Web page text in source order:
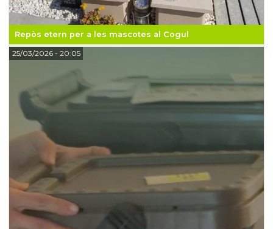
Repòs etern per a les mascotes al Cogul
25/03/2026- 20:05